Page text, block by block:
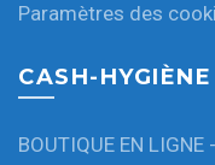
Paramètres des
CASH-
BOUTIQUE EN LIGNE